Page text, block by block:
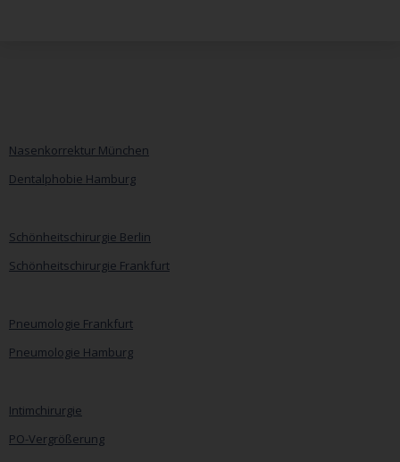
Nasenkorrektur München
Dentalphobie Hamburg
Schönheitschirurgie Berlin
Schönheitschirurgie Frankfurt
Pneumologie Frankfurt
Pneumologie Hamburg
Intimchirurgie
PO-Vergrößerung